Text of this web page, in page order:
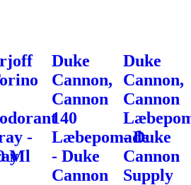
-
Ml
Duke
Cannon,
Cannon
140
Læbepomade
- Duke
Cannon
Duke
Cannon,
Cannon
- Duke
Cannon
Supply